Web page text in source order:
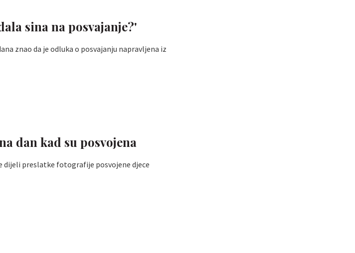
sina na posvajanje?'
znao da je odluka o posvajanju napravljena iz
dan kad su posvojena
dijeli preslatke fotografije posvojene djece